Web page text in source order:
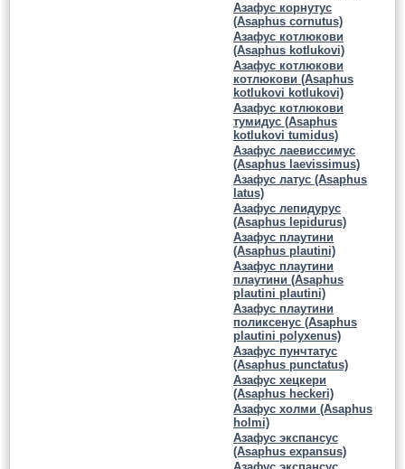
Азафус корнутус
(Asaphus cornutus)
Азафус котлюкови
(Asaphus kotlukovi)
Азафус котлюкови
котлюкови (Asaphus
kotlukovi kotlukovi)
Азафус котлюкови
тумидус (Asaphus
kotlukovi tumidus)
Азафус лаевиссимус
(Asaphus laevissimus)
Азафус латус (Asaphus
latus)
Азафус лепидурус
(Asaphus lepidurus)
Азафус плаутини
(Asaphus plautini)
Азафус плаутини
плаутини (Asaphus
plautini plautini)
Азафус плаутини
поликсенус (Asaphus
plautini polyxenus)
Азафус пунчтатус
(Asaphus punctatus)
Азафус хецкери
(Asaphus heckeri)
Азафус холми (Asaphus
holmi)
Азафус экспансус
(Asaphus expansus)